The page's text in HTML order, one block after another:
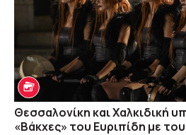
Θεσσαλονίκη και Χαλκιδική
«Βάκχες» του Ευριπίδη με